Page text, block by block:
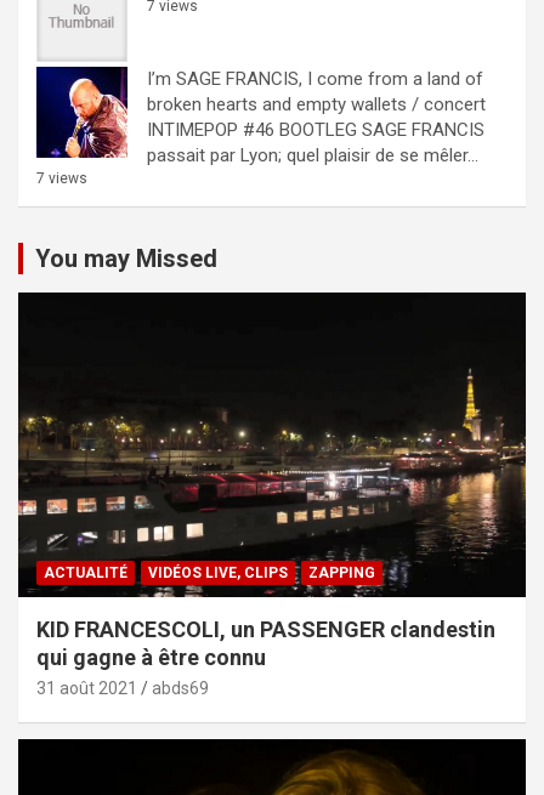
7 views
I’m SAGE FRANCIS, I come from a land of
broken hearts and empty wallets / concert
INTIMEPOP #46 BOOTLEG SAGE FRANCIS
passait par Lyon; quel plaisir de se mêler...
7 views
You may Missed
ACTUALITÉ VIDÉOS LIVE, CLIPS ZAPPING
KID FRANCESCOLI, un PASSENGER clandestin
qui gagne à être connu
31 août 2021 abds69